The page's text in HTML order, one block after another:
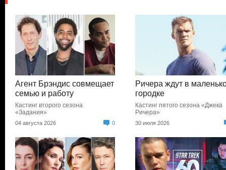
Агент Брэндис совмещает
семью и работу
Кастинг второго сезона
«Задания»
04 августа 2026 0
Ричера ждут в
городке
Кастинг пятого сезона «Джека
Ричера»
30 июля 2026